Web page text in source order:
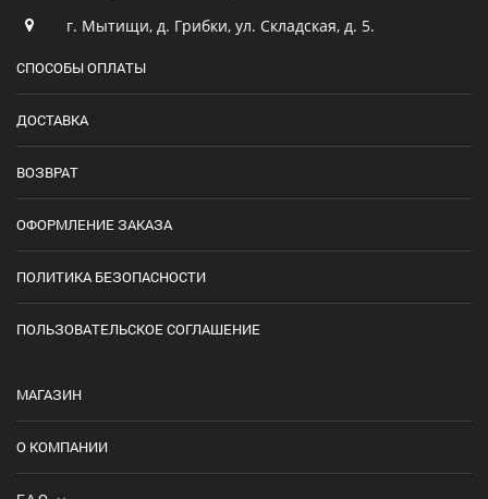
г. Мытищи, д. Грибки, ул. Складская, д. 5.
СПОСОБЫ ОПЛАТЫ
ДОСТАВКА
ВОЗВРАТ
ОФОРМЛЕНИЕ ЗАКАЗА
ПОЛИТИКА БЕЗОПАСНОСТИ
ПОЛЬЗОВАТЕЛЬСКОЕ СОГЛАШЕНИЕ
МАГАЗИН
О КОМПАНИИ